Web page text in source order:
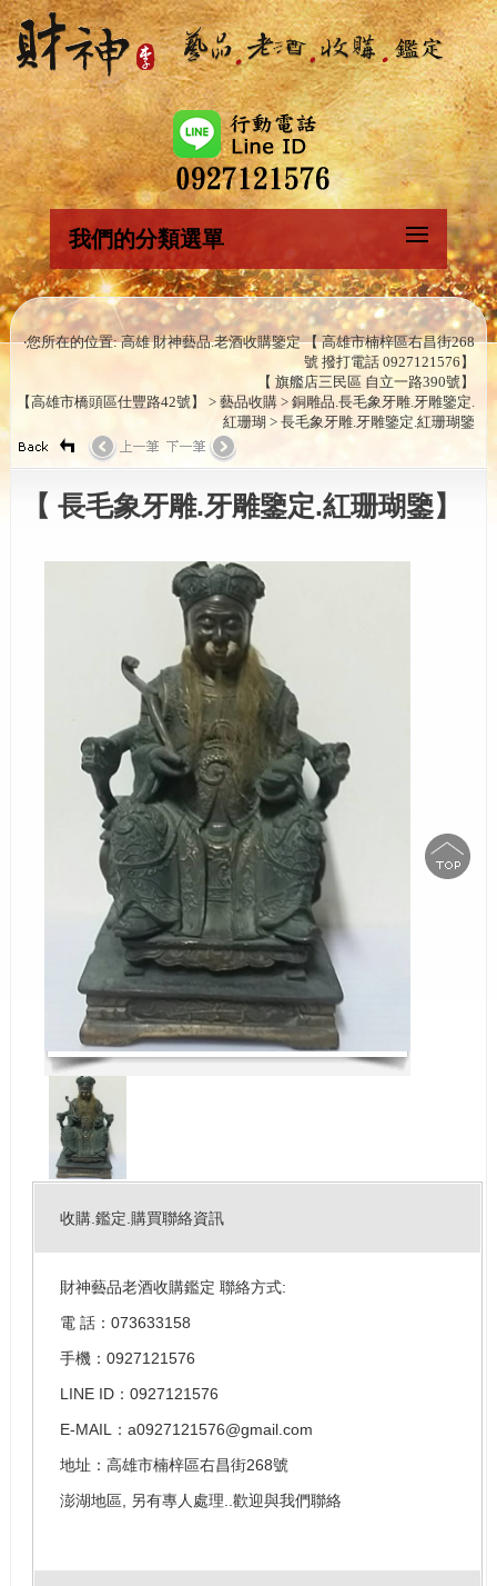
我們的分類選單
‧您所在的位置: 高雄 財神藝品.老酒收購鑒定 【 高雄市楠梓區右昌街268
號 撥打電話 0927121576】
【 旗艦店三民區 自立一路390號】
【高雄市橋頭區仕豐路42號】 > 藝品收購 > 銅雕品.長毛象牙雕.牙雕鑒定.
紅珊瑚 > 長毛象牙雕.牙雕鑒定.紅珊瑚鑒
【 長毛象牙雕.牙雕鑒定.紅珊瑚鑒】
收購.鑑定.購買聯絡資訊
財神藝品老酒收購鑑定 聯絡方式:
電 話：073633158
手機：0927121576
LINE ID：0927121576
E-MAIL：a0927121576@gmail.com
地址：高雄市楠梓區右昌街268號
澎湖地區, 另有專人處理..歡迎與我們聯絡